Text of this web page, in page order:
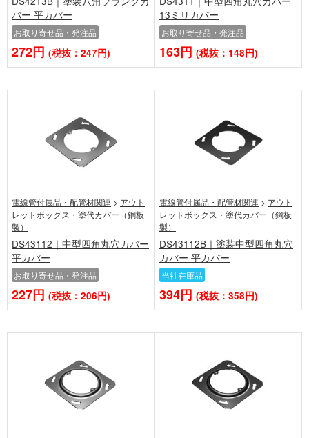
バー 平カバー
お取り寄せ品・発注品
272円 (税抜：247円)
13ミリカバー
お取り寄せ品・発注品
163円 (税抜：148円)
電線管付属品・配管材関連 > アウト
レットボックス・塗代カバー（鋼板
製）
DS43112｜中型四角丸穴カバー
平カバー
お取り寄せ品・発注品
227円 (税抜：206円)
電線管付属品・配管材関連 > アウト
レットボックス・塗代カバー（鋼板
製）
DS43112B｜塗装中型四角丸穴
カバー 平カバー
当社在庫品
394円 (税抜：358円)